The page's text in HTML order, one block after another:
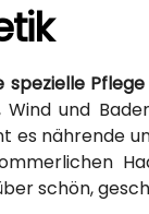
spezielle
Wind und
es nährende
schön,